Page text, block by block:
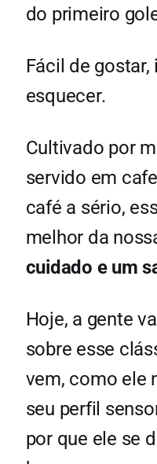
do primeiro
Fácil de
esquecer.
Cultivado por
servido em
café a sério,
melhor da
cuidado e um
Hoje, a gente
sobre esse
vem, como ele
seu perfil
por que ele se